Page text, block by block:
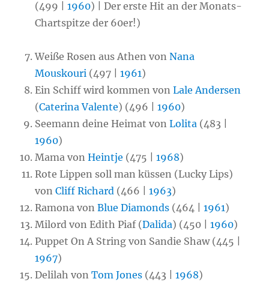
(499 |1960) | Der erste Hit an der Monats-
Chartspitze der 60er!)
Weiße Rosen aus Athen vonNana
Mouskouri (497 |1961)
Ein Schiff wird kommen vonLale Andersen
(Caterina Valente) (496 |1960)
Seemann deine Heimat vonLolita (483 |
1960)
Mama vonHeintje (475 |1968)
Rote Lippen soll man küssen (Lucky Lips)
vonCliff Richard (466 |1963)
Ramona vonBlue Diamonds (464 |1961)
Milord von Edith Piaf (Dalida) (450 |1960)
Puppet On A String von Sandie Shaw (445 |
1967)
Delilah vonTom Jones (443 |1968)